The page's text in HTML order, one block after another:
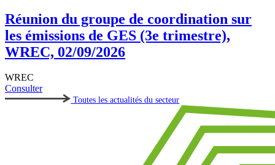
Réunion du groupe de coordination sur
les émissions de GES (3e trimestre),
WREC, 02/09/2026
WREC
Consulter
Toutes les actualités du secteur